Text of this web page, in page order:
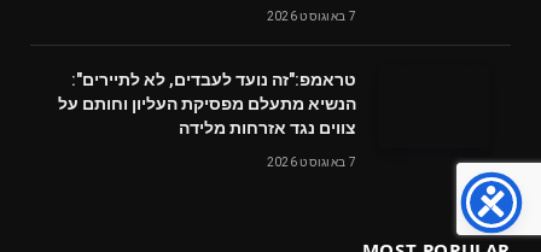
7 באוגוסט 2026
טראמפ:"זה נועד לעבדים, לא לתיירים":
הנשיא מתעלם מפסיקת העליון וחותם על
צווים נגד אזרחות מלידה
7 באוגוסט 2026